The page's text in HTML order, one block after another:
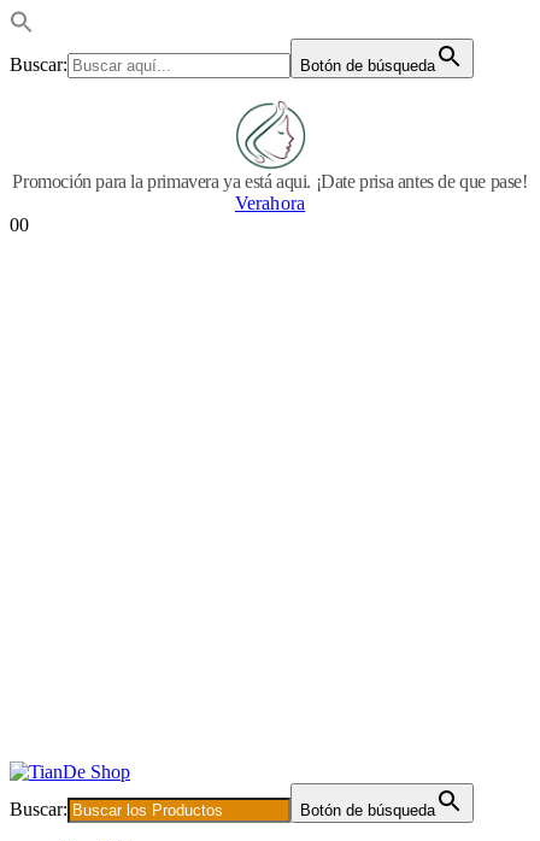
Buscar: Botón de búsqueda
Promoción para la primavera ya está aqui. ¡Date prisa antes de que pase!
Verahora
00
Buscar: Botón de búsqueda